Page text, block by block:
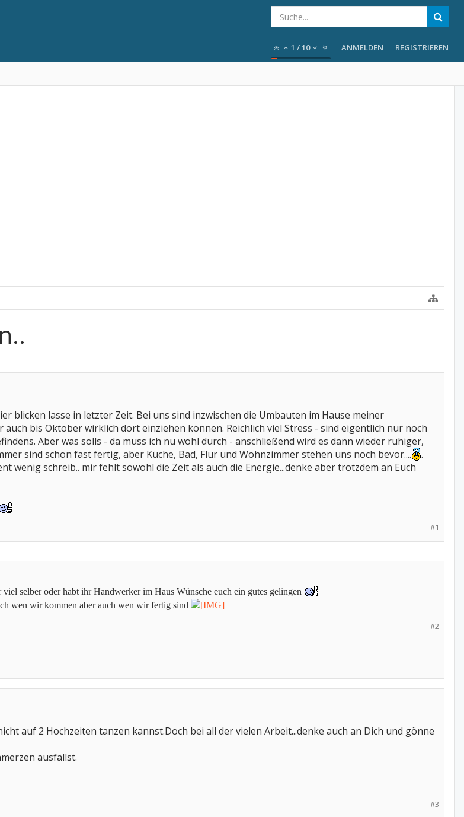
1 /10 ANMELDEN REGISTRIEREN
blicken lasse in letzter Zeit. Bei uns sind inzwischen die Umbauten im Hause meiner
bis Oktober wirklich dort einziehen können. Reichlich viel Stress - sind eigentlich nur noch
Aber was solls - da muss ich nu wohl durch - anschließend wird es dann wieder ruhiger,
sind schon fast fertig, aber Küche, Bad, Flur und Wohnzimmer stehen uns noch bevor....
.
wenig schreib.. mir fehlt sowohl die Zeit als auch die Energie...denke aber trotzdem an Euch
#1
viel selber oder habt ihr Handwerker im Haus Wünsche euch ein gutes gelingen
wen wir kommen aber auch wen wir fertig sind
#2
auf 2 Hochzeiten tanzen kannst.Doch bei all der vielen Arbeit...denke auch an Dich und gönne
ausfällst.
#3